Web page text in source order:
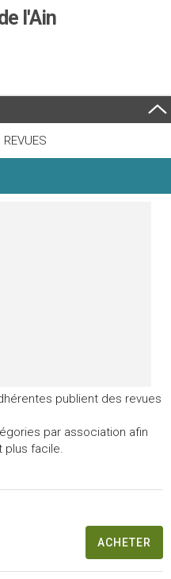
l'Ain
REVUES
publient des revues
par association afin
plus facile.
ACHETER